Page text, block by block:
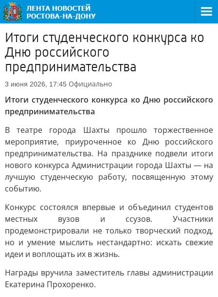
Итоги студенческого конкурса ко
Дню российского
предпринимательства
3 июня 2026, 17:45 Официально
Итоги студенческого конкурса ко Дню российского
предпринимательства
В театре города Шахты прошло торжественное
мероприятие, приуроченное ко Дню российского
предпринимательства. На празднике подвели итоги
нового конкурса Администрации города Шахты — на
лучшую студенческую работу, посвященную этому
событию.
Конкурс состоялся впервые и объединил студентов
местных вузов и ссузов. Участники
продемонстрировали не только творческий подход,
но и умение мыслить нестандартно: искать свежие
идеи и воплощать их в жизнь.
Награды вручила заместитель главы администрации
Екатерина Прохоренко.